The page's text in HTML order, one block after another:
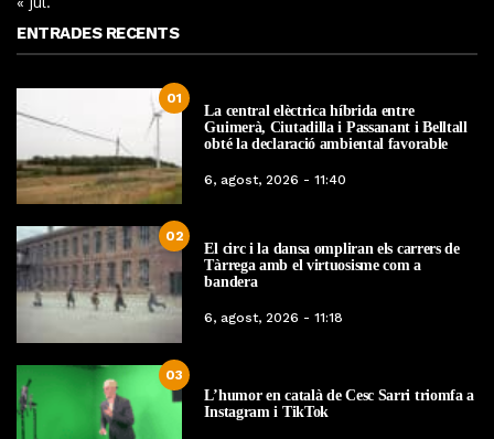
ENTRADES RECENTS
01
La central elèctrica híbrida entre
Guimerà, Ciutadilla i Passanant i Belltall
obté la declaració ambiental favorable
6, agost, 2026 - 11:40
02
El circ i la dansa ompliran els carrers de
Tàrrega amb el virtuosisme com a
bandera
6, agost, 2026 - 11:18
03
L’humor en català de Cesc Sarri triomfa a
Instagram i TikTok